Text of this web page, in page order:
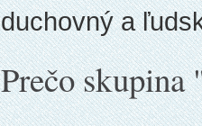
duchovný a
Prečo skupina